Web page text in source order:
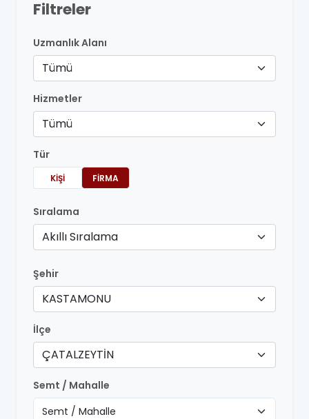
Filtreler
Uzmanlık Alanı
Tümü
Hizmetler
Tümü
Tür
KIŞI FIRMA
Sıralama
Akıllı Sıralama
Şehir
KASTAMONU
İlçe
ÇATALZEYTİN
Semt / Mahalle